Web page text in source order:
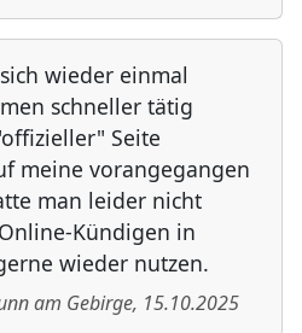
wieder einmal
schneller tätig
Seite
meine vorangegangen
man leider nicht
Kündigen in
wieder nutzen.
am Gebirge, 15.10.2025